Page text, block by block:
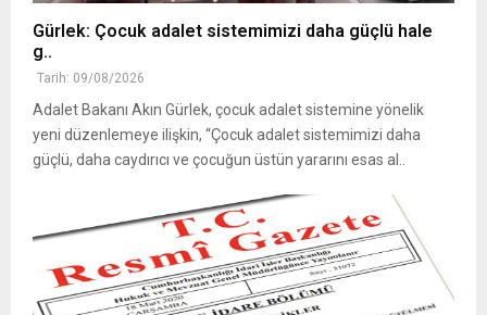
Gürlek: Çocuk adalet sistemimizi daha güçlü hale
g..
Tarih: 09/08/2026
Adalet Bakanı Akın Gürlek, çocuk adalet sistemine yönelik
yeni düzenlemeye ilişkin, “Çocuk adalet sistemimizi daha
güçlü, daha caydırıcı ve çocuğun üstün yararını esas al..